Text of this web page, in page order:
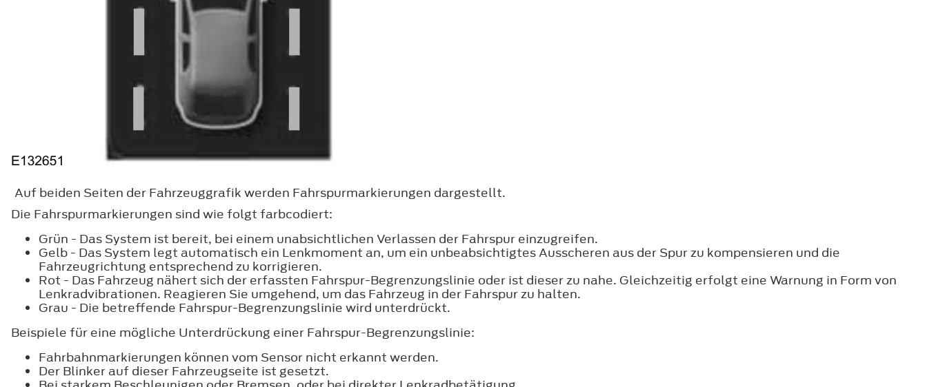
Auf beiden Seiten der Fahrzeuggrafik werden Fahrspurmarkierungen dargestellt.
Die Fahrspurmarkierungen sind wie folgt farbcodiert:
Grün - Das System ist bereit, bei einem unabsichtlichen Verlassen der Fahrspur einzugreifen.
Gelb - Das System legt automatisch ein Lenkmoment an, um ein unbeabsichtigtes Ausscheren aus der Spur zu kompensieren und die
Fahrzeugrichtung entsprechend zu korrigieren.
Rot - Das Fahrzeug nähert sich der erfassten Fahrspur-Begrenzungslinie oder ist dieser zu nahe. Gleichzeitig erfolgt eine Warnung in Form von
Lenkradvibrationen. Reagieren Sie umgehend, um das Fahrzeug in der Fahrspur zu halten.
Grau - Die betreffende Fahrspur-Begrenzungslinie wird unterdrückt.
Beispiele für eine mögliche Unterdrückung einer Fahrspur-Begrenzungslinie:
Fahrbahnmarkierungen können vom Sensor nicht erkannt werden.
Der Blinker auf dieser Fahrzeugseite ist gesetzt.